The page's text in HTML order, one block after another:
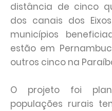
distância de cinco
dos canais dos
municípios
estão em
outros cinco na
O projeto foi
populações rurais